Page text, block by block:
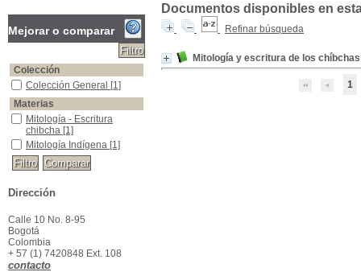
Documentos disponibles en
Refinar búsqueda
Mitología y escritura de los chíbchas
1
Mejorar o comparar
Colección
Colección General
Colección General [1]
Materias
Mitología - Escritura chibcha
Mitología - Escritura
chibcha [1]
Mitología Indígena
Mitología Indígena [1]
Dirección
Calle 10 No. 8-95
Bogotá
Colombia
+ 57 (1) 7420848 Ext. 108
contacto